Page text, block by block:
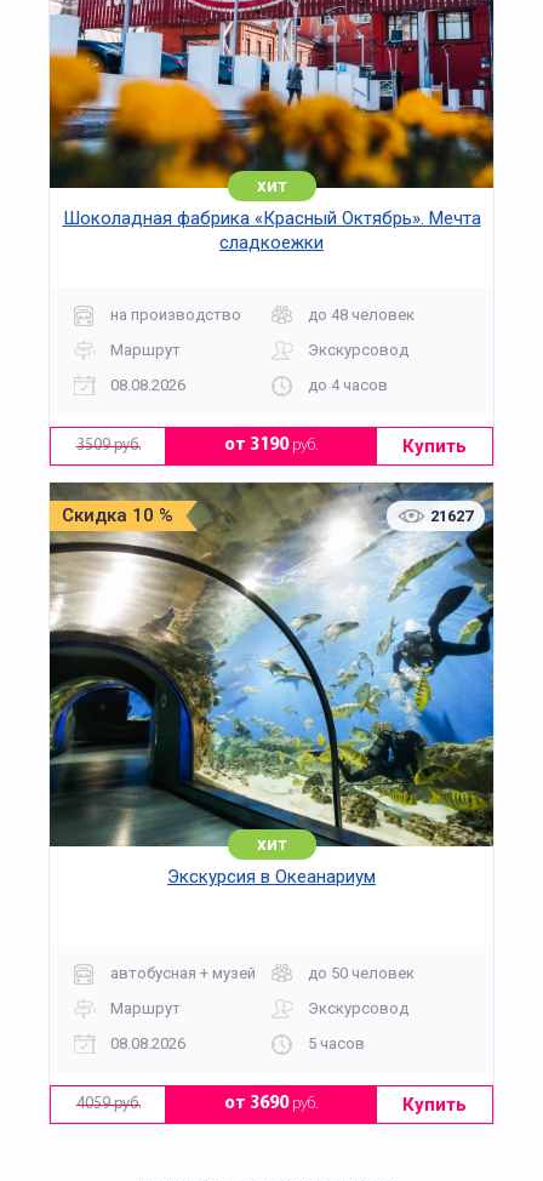
хит
Шоколадная фабрика «Красный Октябрь». Мечта
сладкоежки
на производство
до 48 человек
Маршрут
Экскурсовод
08.08.2026
до 4 часов
3509 руб. от 3190руб. Купить
Скидка 10 % 21627
хит
Экскурсия в Океанариум
автобусная + музей
до 50 человек
Маршрут
Экскурсовод
08.08.2026
5 часов
4059 руб. от 3690руб. Купить